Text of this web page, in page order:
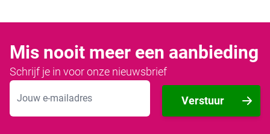
Mis nooit meer een aanbieding
Schrijf je in voor onze nieuwsbrief
E-mailadres
Verstuur